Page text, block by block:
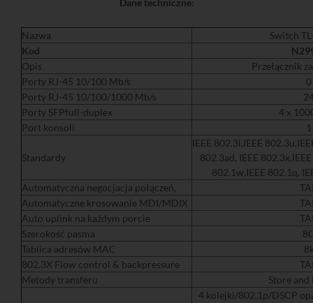
Dane techniczne:
Nazwa
Switch
Kod
Opis
Przełącznik
Porty RJ-45 10/100 Mb/s
0
Porty RJ-45 10/100/1000 Mb/s
Porty SFPfull-duplex
4 x
Port konsoli
1
Standardy
IEEE 802.3i,IEEE
802.3ad, IEEE
802.1w,IEEE 802.1q,
Automatyczna negocjacja połączeń,
Automatyczne krosowanie MDI/MDIX
Auto uplink na każdym porcie
Szerokość pasma
Tablica adresów MAC
802.3X Flow control & backpressure
Metody transferu
Store
4 kolejki/802.1p/DSCP